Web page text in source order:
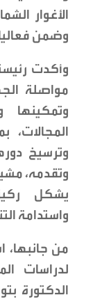
الأغوار
وضمن
وأكدت
مواصلة
المجالات،
وترسيخ
وتقدمه،
يشكل
واستدامة
من جانبها،
لدراسات
الدكتورة